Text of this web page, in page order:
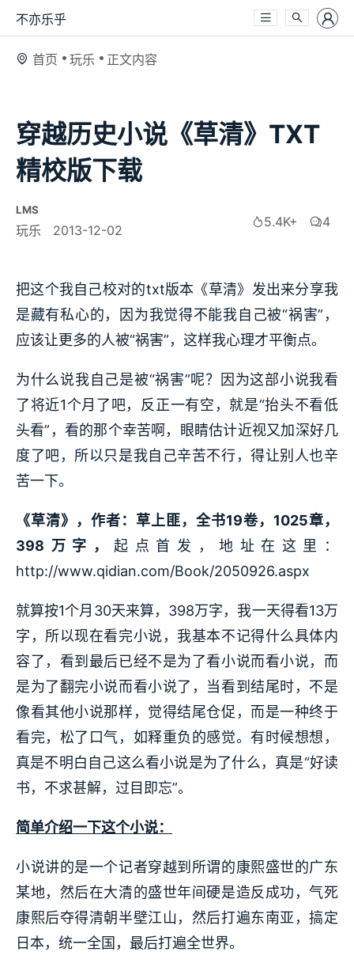
不亦乐乎
首页 玩乐 正文内容
穿越历史小说《草清》TXT
精校版下载
LMS
玩乐 2013-12-02
5.4K+ 4
把这个我自己校对的txt版本《草清》发出来分享我
是藏有私心的，因为我觉得不能我自己被“祸害”，
应该让更多的人被“祸害”，这样我心理才平衡点。
为什么说我自己是被“祸害”呢？因为这部小说我看
了将近1个月了吧，反正一有空，就是“抬头不看低
头看”，看的那个幸苦啊，眼睛估计近视又加深好几
度了吧，所以只是我自己辛苦不行，得让别人也辛
苦一下。
《草清》，作者：草上匪，全书19卷，1025章，
398万字，起点首发，地址在这里：
http://www.qidian.com/Book/2050926.aspx
就算按1个月30天来算，398万字，我一天得看13万
字，所以现在看完小说，我基本不记得什么具体内
容了，看到最后已经不是为了看小说而看小说，而
是为了翻完小说而看小说了，当看到结尾时，不是
像看其他小说那样，觉得结尾仓促，而是一种终于
看完，松了口气，如释重负的感觉。有时候想想，
真是不明白自己这么看小说是为了什么，真是“好读
书，不求甚解，过目即忘”。
简单介绍一下这个小说：
小说讲的是一个记者穿越到所谓的康熙盛世的广东
某地，然后在大清的盛世年间硬是造反成功，气死
康熙后夺得清朝半壁江山，然后打遍东南亚，搞定
日本，统一全国，最后打遍全世界。